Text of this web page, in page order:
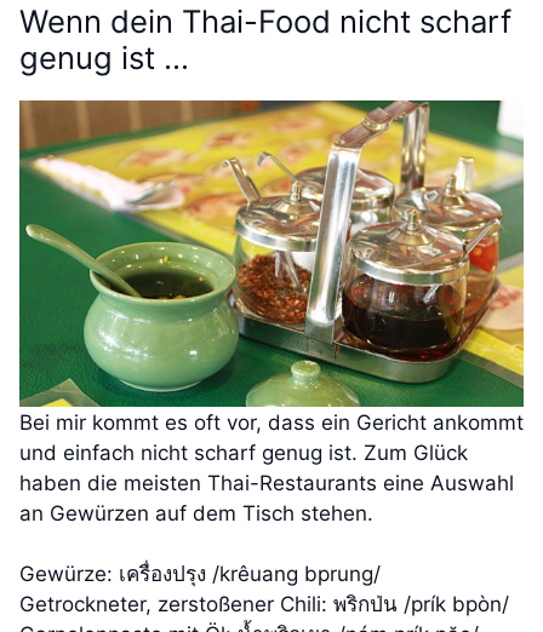
Wenn dein Thai-Food nicht scharf
genug ist …
Bei mir kommt es oft vor, dass ein Gericht ankommt
und einfach nicht scharf genug ist. Zum Glück
haben die meisten Thai-Restaurants eine Auswahl
an Gewürzen auf dem Tisch stehen.
Gewürze: เครื่องปรุง /krêuang bprung/
Getrockneter, zerstoßener Chili: พริกป่น /prík bpòn/